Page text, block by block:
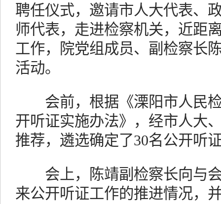
聘任仪式，邀请市人大代表、
师代表，走进检察机关，近距
工作，院党组成员、副检察长
活动。
会前，根据《溧阳市人民检
开听证实施办法》，经市人大
推荐，遴选确定了30名公开听
会上，陈靖副检察长向与会
来公开听证工作的推进情况，